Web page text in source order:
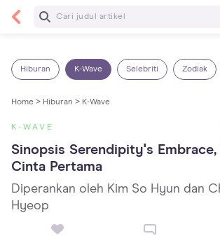
Baca Selanjutnya
Hiburan K-Wave Selebriti Zodiak
Home > Hiburan > K-Wave
K-WAVE
Sinopsis Serendipity's Embrace,
Cinta Pertama
Diperankan oleh Kim So Hyun dan
Hyeop